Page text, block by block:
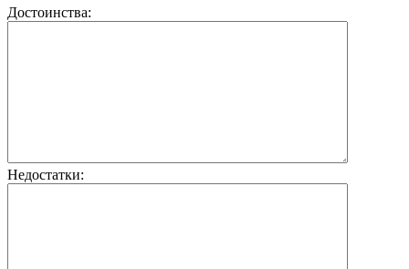
Достоинства:
Недостатки: